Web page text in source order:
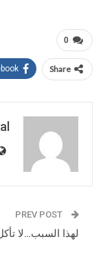
0
Share
لهذا السبب…لا